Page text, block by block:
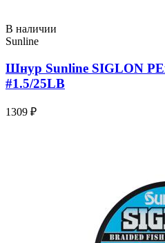
В наличии
Sunline
Шнур Sunline SIGLON
#1.5/25LB
1309 ₽